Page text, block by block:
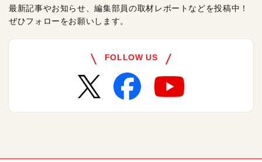
最新記事やお知らせ、編集部員の取材レポートなどを投稿中！
ぜひフォローをお願いします。
FOLLOW US